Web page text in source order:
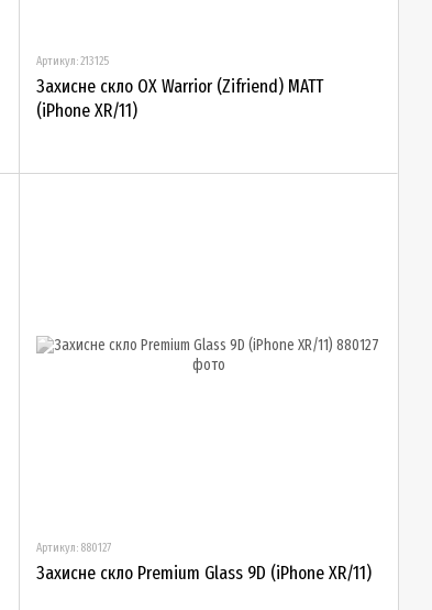
Артикул: 213125
Захисне скло OX Warrior (Zifriend) MATT
(iPhone XR/11)
Артикул: 880127
Захисне скло Premium Glass 9D (iPhone XR/11)